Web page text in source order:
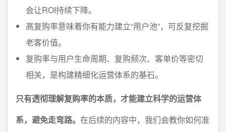
会让ROI持续下降。
高复购率意味着你有能力建立“用户池”，可反复挖掘
老客价值。
复购率与用户生命周期、复购频次、客单价等密切
相关，是构建精细化运营体系的基石。
只有透彻理解复购率的本质，才能建立科学的运营体
系，避免走弯路。 在后续的内容中，我们会教你如何准